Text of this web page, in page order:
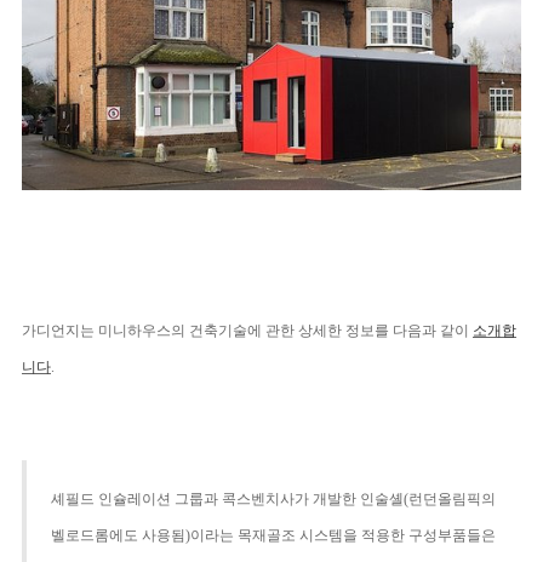
가디언지는 미니하우스의 건축기술에 관한 상세한 정보를 다음과 같이 소개합
니다.
셰필드 인슐레이션 그룹과 콕스벤치사가 개발한 인술셸(런던올림픽의
벨로드롬에도 사용됨)이라는 목재골조 시스템을 적용한 구성부품들은